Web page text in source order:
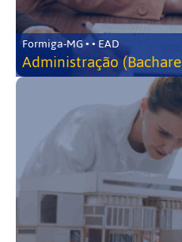
Formiga-MG • • EAD
Administração